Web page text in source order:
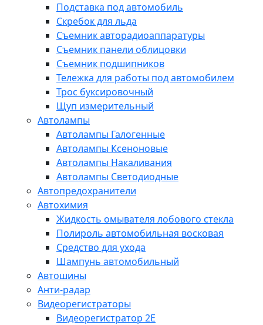
Подставка под автомобиль
Скребок для льда
Съемник авторадиоаппаратуры
Съемник панели облицовки
Съемник подшипников
Тележка для работы под автомобилем
Трос буксировочный
Щуп измерительный
Автолампы
Автолампы Галогенные
Автолампы Ксеноновые
Автолампы Накаливания
Автолампы Светодиодные
Автопредохранители
Автохимия
Жидкость омывателя лобового стекла
Полироль автомобильная восковая
Средство для ухода
Шампунь автомобильный
Автошины
Анти-радар
Видеорегистраторы
Видеорегистратор 2E